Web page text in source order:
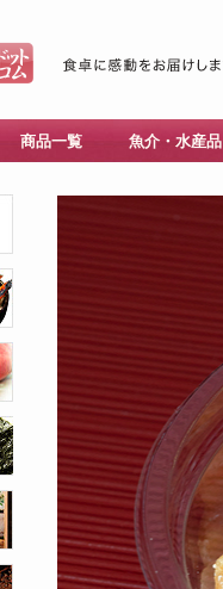
商品一覧 魚介・水産品